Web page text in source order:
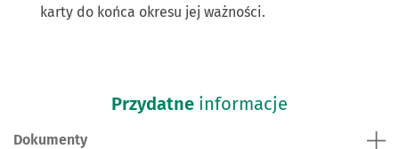
karty do końca okresu jej ważności.
Przydatne informacje
Dokumenty